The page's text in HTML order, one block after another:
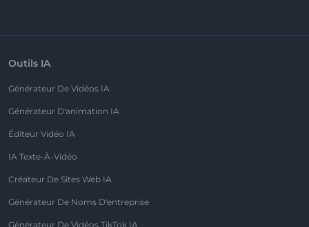
Outils IA
Générateur De Vidéos IA
Générateur D'animation IA
Éditeur Vidéo IA
IA Texte-À-Vidéo
Créateur De Sites Web IA
Générateur De Noms D'entreprise
Générateur De Vidéos TikTok IA